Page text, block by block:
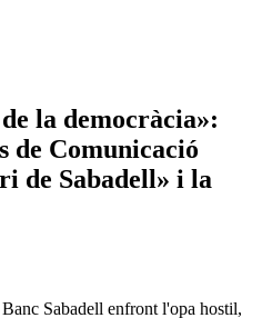
la democràcia»:
de Comunicació
de Sabadell» i la
Sabadell enfront l'opa hostil,